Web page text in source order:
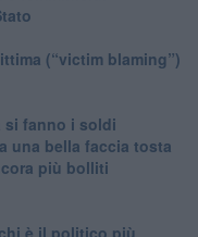
(“victim blaming”)
si fanno i soldi
una bella faccia tosta
più bolliti
è il politico più